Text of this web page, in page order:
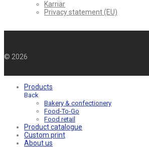
Karriär
Privacy statement (EU)
© 2026
Products
Back
Bakery & confectionery
Food-To-Go
Food retail
Product catalogue
Custom print
About us